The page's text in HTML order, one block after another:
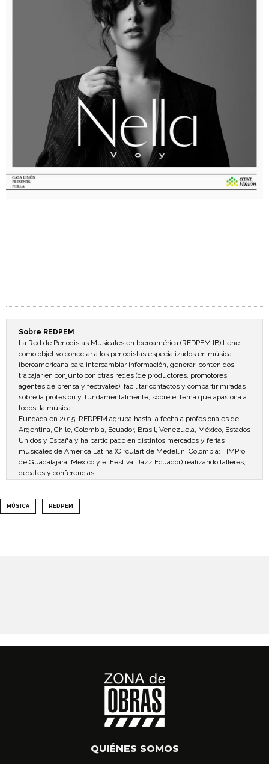
Sobre REDPEM
La Red de Periodistas Musicales en Iberoamérica (REDPEM.IB) tiene
como objetivo conectar a los periodistas especializados en música
iberoamericana para intercambiar información, generar contenidos,
trabajar en conjunto con otras redes (de productores, promotores,
agentes de prensa y festivales), facilitar contactos y compartir miradas
sobre la profesión y, fundamentalmente, sobre el tema que apasiona a
todos, la música.
Fundada en 2015, REDPEM agrupa hasta la fecha a profesionales de
Argentina, Chile, Colombia, Ecuador, Brasil, Venezuela, México, Estados
Unidos y España y ha participado en distintos mercados y ferias
musicales de América Latina (Circulart de Medellín, Colombia; FIMPro
de Guadalajara, México y el Festival Jazz Ecuador) realizando talleres,
debates y conferencias.
MÚSICA REDPEM
QUIÉNES SOMOS